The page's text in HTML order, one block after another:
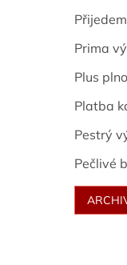
Prima
Plus
Platba
Pestrý
Pečlivé